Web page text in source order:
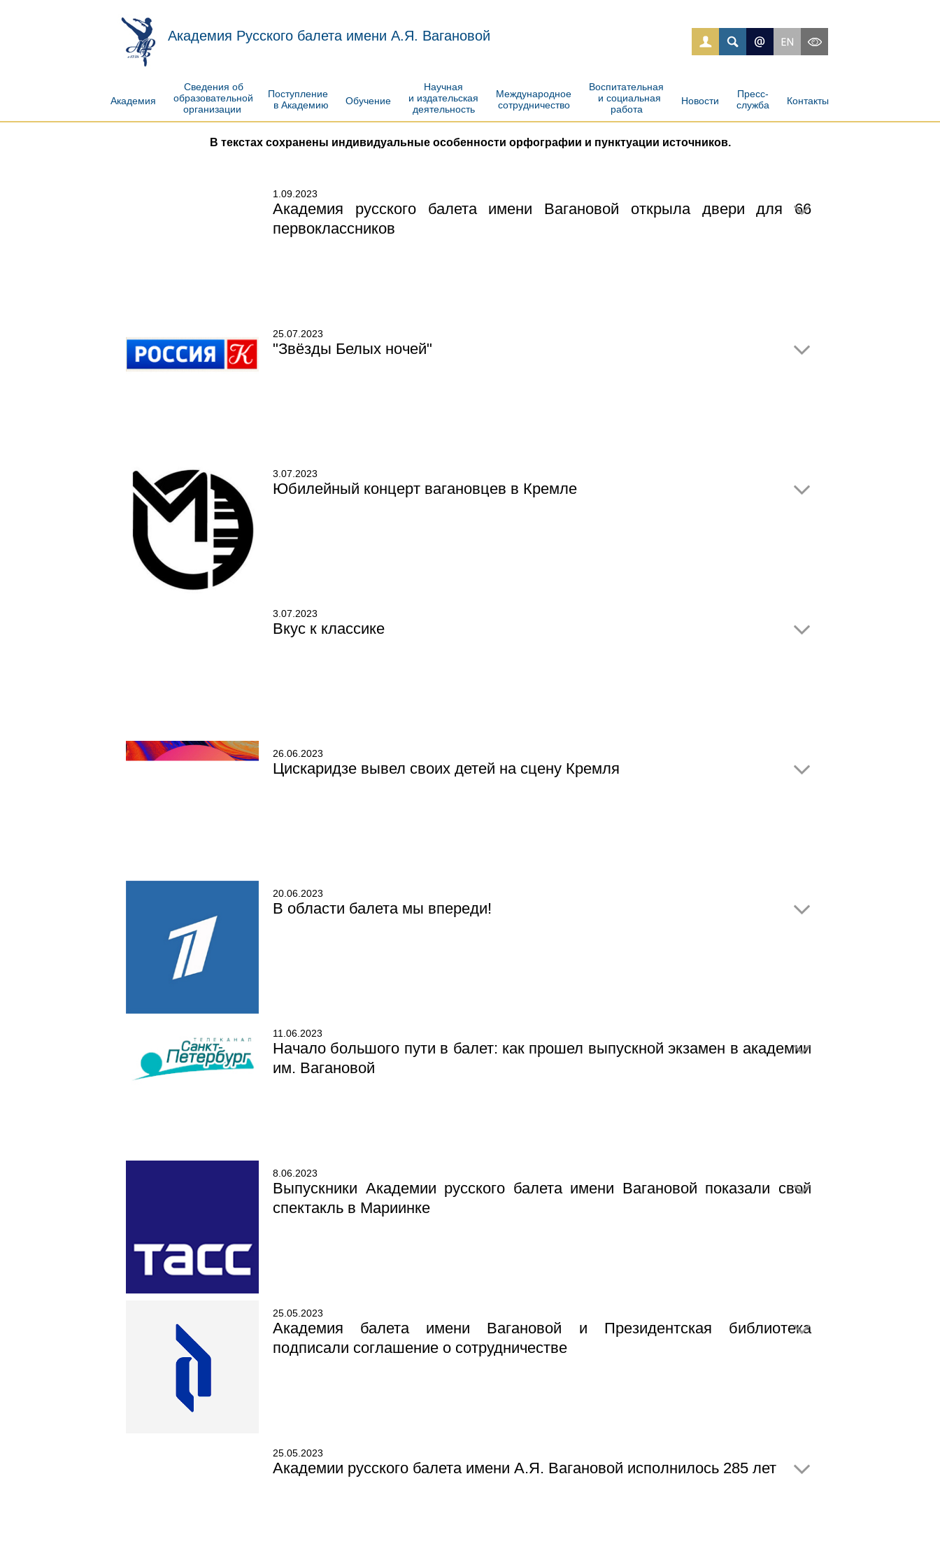
Академия Русского балета имени А.Я. Вагановой
Академия
Сведения об
образовательной
организации
Поступление
в Академию
Обучение
Научная
и издательская
деятельность
Международное
сотрудничество
Воспитательная
и социальная
работа
Новости
Пресс-
служба
Контакты
В текстах сохранены индивидуальные особенности орфографии и пунктуации источников.
1.09.2023
Академия русского балета имени Вагановой открыла двери для 66
первоклассников
25.07.2023
"Звёзды Белых ночей"
3.07.2023
Юбилейный концерт вагановцев в Кремле
3.07.2023
Вкус к классике
26.06.2023
Цискаридзе вывел своих детей на сцену Кремля
20.06.2023
В области балета мы впереди!
11.06.2023
Начало большого пути в балет: как прошел выпускной экзамен в академии
им. Вагановой
8.06.2023
Выпускники Академии русского балета имени Вагановой показали свой
спектакль в Мариинке
25.05.2023
Академия балета имени Вагановой и Президентская библиотека
подписали соглашение о сотрудничестве
25.05.2023
Академии русского балета имени А.Я. Вагановой исполнилось 285 лет